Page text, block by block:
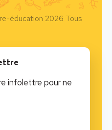
éducation 2026 Tous
infolettre pour ne